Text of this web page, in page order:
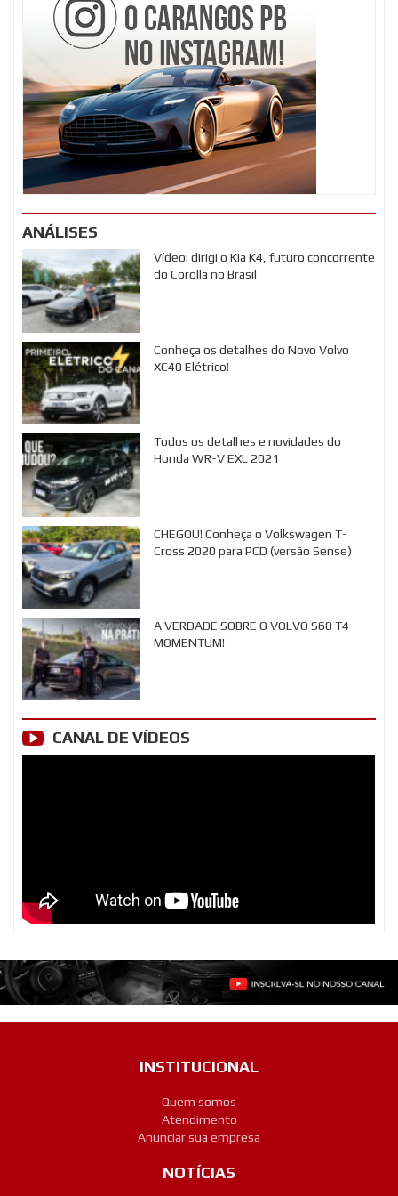
ANÁLISES
Vídeo: dirigi o Kia K4, futuro concorrente
do Corolla no Brasil
Conheça os detalhes do Novo Volvo
XC40 Elétrico!
Todos os detalhes e novidades do
Honda WR-V EXL 2021
CHEGOU! Conheça o Volkswagen T-
Cross 2020 para PCD (versão Sense)
A VERDADE SOBRE O VOLVO S60 T4
MOMENTUM!
CANAL DE VÍDEOS
INSTITUCIONAL
Quem somos
Atendimento
Anunciar sua empresa
NOTÍCIAS